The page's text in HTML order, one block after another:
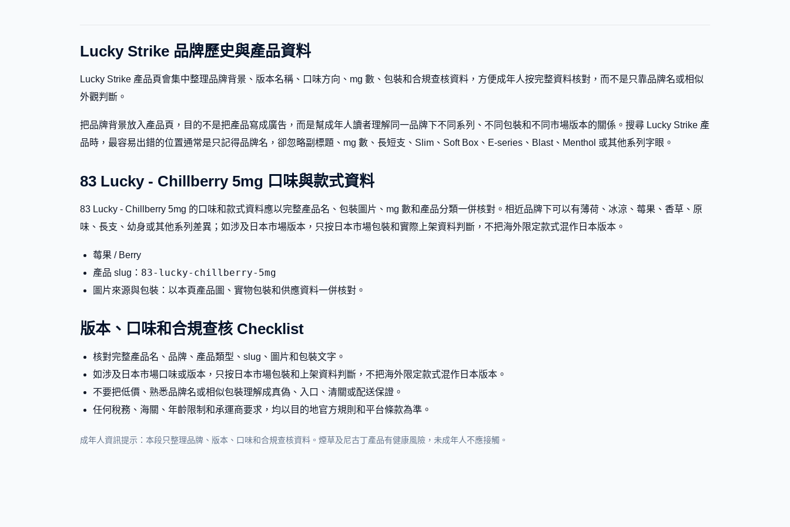
Lucky Strike 品牌歷史與產品資料
Lucky Strike 產品頁會集中整理品牌背景、版本名稱、口味方向、mg 數、包裝和合規查核資料，方便成年人按完整資料核對，而不是只靠品牌名或相似
外觀判斷。
把品牌背景放入產品頁，目的不是把產品寫成廣告，而是幫成年人讀者理解同一品牌下不同系列、不同包裝和不同市場版本的關係。搜尋 Lucky Strike 產
品時，最容易出錯的位置通常是只記得品牌名，卻忽略副標題、mg 數、長短支、Slim、Soft Box、E-series、Blast、Menthol 或其他系列字眼。
83 Lucky - Chillberry 5mg 口味與款式資料
83 Lucky - Chillberry 5mg 的口味和款式資料應以完整產品名、包裝圖片、mg 數和產品分類一併核對。相近品牌下可以有薄荷、冰涼、莓果、香草、原
味、長支、幼身或其他系列差異；如涉及日本市場版本，只按日本市場包裝和實際上架資料判斷，不把海外限定款式混作日本版本。
莓果 / Berry
產品 slug： 83-lucky-chillberry-5mg
圖片來源與包裝：以本頁產品圖、實物包裝和供應資料一併核對。
版本、口味和合規查核 Checklist
核對完整產品名、品牌、產品類型、slug、圖片和包裝文字。
如涉及日本市場口味或版本，只按日本市場包裝和上架資料判斷，不把海外限定款式混作日本版本。
不要把低價、熟悉品牌名或相似包裝理解成真偽、入口、清關或配送保證。
任何稅務、海關、年齡限制和承運商要求，均以目的地官方規則和平台條款為準。
成年人資訊提示：本段只整理品牌、版本、口味和合規查核資料。煙草及尼古丁產品有健康風險，未成年人不應接觸。